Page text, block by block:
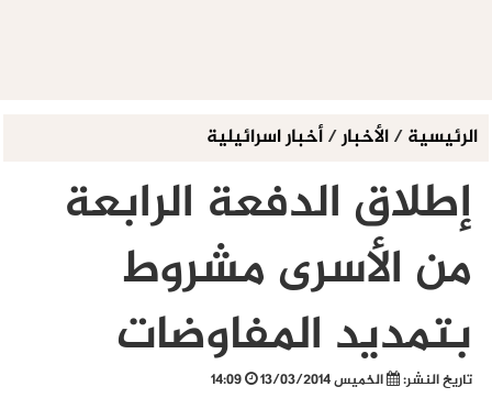
الرئيسية/الأخبار/أخبار اسرائيلية
إطلاق الدفعة الرابعة
من الأسرى مشروط
بتمديد المفاوضات
تاريخ النشر: الخميس 13/03/2014